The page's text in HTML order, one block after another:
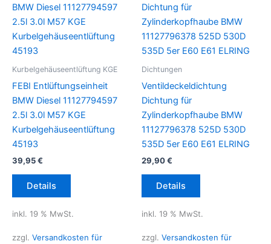
Kurbelgehäuseentlüftung KGE
FEBI Entlüftungseinheit
BMW Diesel 11127794597
2.5l 3.0l M57 KGE
Kurbelgehäuseentlüftung
45193
39,95€
Details
inkl. 19 % MwSt.
zzgl. Versandkosten für
Dichtungen
Ventildeckeldichtung
Dichtung für
Zylinderkopfhaube BMW
11127796378 525D 530D
535D 5er E60 E61 ELRING
29,90€
Details
inkl. 19 % MwSt.
zzgl. Versandkosten für